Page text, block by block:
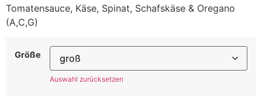
Tomatensauce, Käse, Spinat, Schafskäse & Oregano
(A,C,G)
Größe
Auswahl zurücksetzen